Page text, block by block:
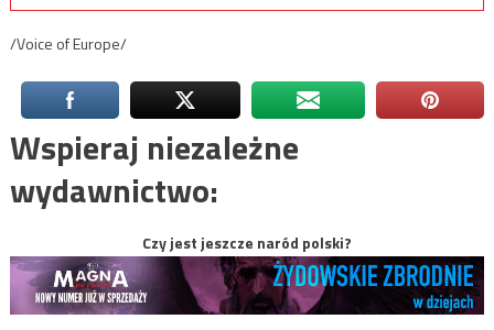
/Voice of Europe/
Wspieraj niezależne
wydawnictwo:
Czy jest jeszcze naród polski?